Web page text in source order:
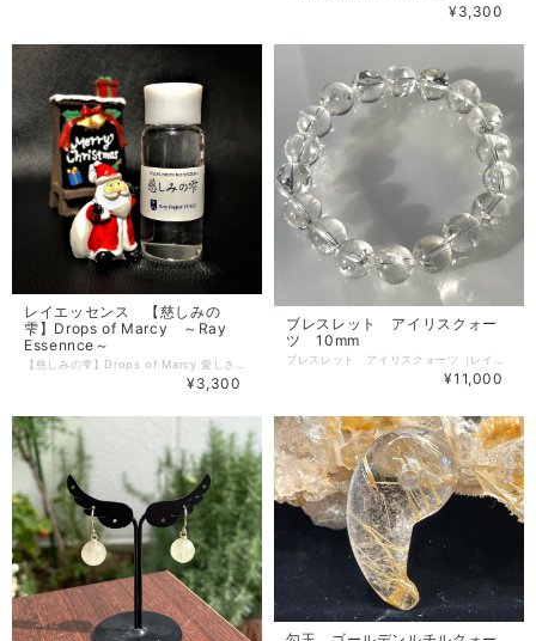
¥3,300
レイエッセンス 【慈しみの
雫】Drops of Marcy ～Ray
Essennce～
¥3,300
ブレスレット アイリスクォー
ツ 10mm
¥11,000